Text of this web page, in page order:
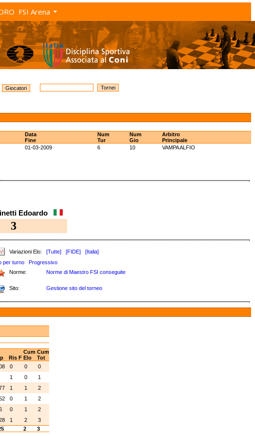
FSI Arena
Data
Fine
Num
Tur
Num
Gio
Arbitro
Principale
01-03-2009 6 10
VAMPA ALFIO
Edoardo
3
Variazioni Elo: [Tutte] [FIDE]
[Italia]
per turno
Progressivo
Norme: Norme di Maestro FSI conseguite
Sito: Gestione sito del torneo
CumCum
RisFElo
Tot
0 0
0
1 0
1
1 1
2
0 1
2
0 1
2
1 2
3
2 3